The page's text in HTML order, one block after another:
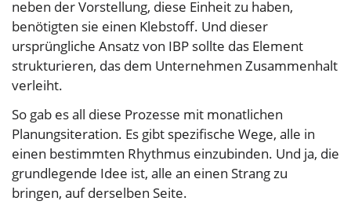
neben der Vorstellung, diese Einheit zu haben,
benötigten sie einen Klebstoff. Und dieser
ursprüngliche Ansatz von IBP sollte das Element
strukturieren, das dem Unternehmen Zusammenhalt
verleiht.
So gab es all diese Prozesse mit monatlichen
Planungsiteration. Es gibt spezifische Wege, alle in
einen bestimmten Rhythmus einzubinden. Und ja, die
grundlegende Idee ist, alle an einen Strang zu
bringen, auf derselben Seite.